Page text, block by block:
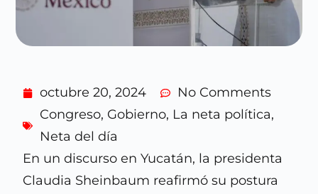
octubre 20, 2024
No Comments
Congreso, Gobierno, La neta política,
Neta del día
En un discurso en Yucatán, la presidenta
Claudia Sheinbaum reafirmó su postura